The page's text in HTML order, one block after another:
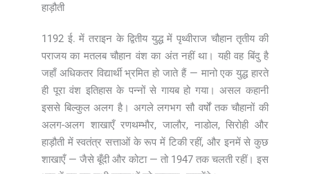
हाड़ौती
1192 ई. में तराइन के द्वितीय युद्ध में पृथ्वीराज चौहान तृतीय की
पराजय का मतलब चौहान वंश का अंत नहीं था। यही वह बिंदु है
जहाँ अधिकतर विद्यार्थी भ्रमित हो जाते हैं — मानो एक युद्ध हारते
ही पूरा वंश इतिहास के पन्नों से गायब हो गया। असल कहानी
इससे बिल्कुल अलग है। अगले लगभग सौ वर्षों तक चौहानों की
अलग-अलग शाखाएँ रणथम्भौर, जालौर, नाडोल, सिरोही और
हाड़ौती में स्वतंत्र सत्ताओं के रूप में टिकी रहीं, और इनमें से कुछ
शाखाएँ — जैसे बूँदी और कोटा — तो 1947 तक चलती रहीं। इस